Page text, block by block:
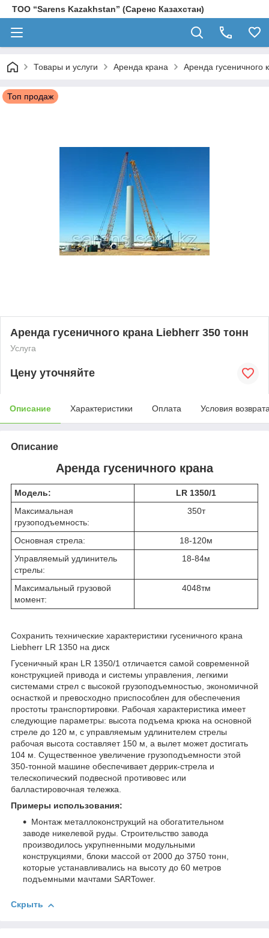
ТОО “Sarens Kazakhstan” (Саренс Казахстан)
Товары и услуги Аренда крана Аренда гусеничного
Топ продаж
Аренда гусеничного крана Liebherr 350 тонн
Услуга
Цену уточняйте
Описание Характеристики Оплата Условия
Описание
Аренда гусеничного крана
Модель:
LR 1350/1
Максимальная
грузоподъемность:
350т
Основная стрела:
18-120м
Управляемый удлинитель
стрелы:
18-84м
Максимальный грузовой
момент:
4048тм
Сохранить технические характеристики гусеничного крана
Liebherr LR 1350 на диск
Гусеничный кран LR 1350/1 отличается самой современной
конструкцией привода и системы управления, легкими
системами стрел с высокой грузоподъемностью, экономичной
оснасткой и превосходно приспособлен для обеспечения
простоты транспортировки. Рабочая характеристика имеет
следующие параметры: высота подъема крюка на основной
стреле до 120 м, с управляемым удлинителем стрелы
рабочая высота составляет 150 м, а вылет может достигать
104 м. Существенное увеличение грузоподъемности этой
350-тонной машине обеспечивает деррик-стрела и
телескопический подвесной противовес или
балластировочная тележка.
Примеры использования:
Монтаж металлоконструкций на обогатительном
заводе никелевой руды. Строительство завода
производилось укрупненными модульными
конструкциями, блоки массой от 2000 до 3750 тонн,
которые устанавливались на высоту до 60 метров
подъемными мачтами SARTower.
Скрыть